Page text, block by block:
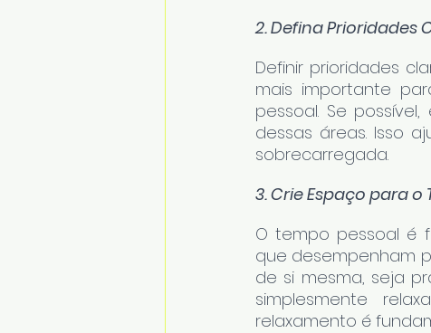
2. Defina Prioridades
Definir prioridades
mais importante
pessoal. Se
dessas áreas. Isso
sobrecarregada.
3. Crie Espaço para o
O tempo pessoal é
que desempenham
de si mesma, seja
simplesmente
relaxamento é